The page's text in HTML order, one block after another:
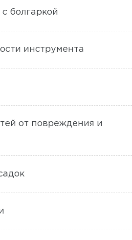
болгаркой
инструмента
от повреждения и